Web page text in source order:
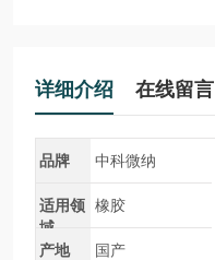
详细介绍 在线留言
品牌 中科微纳
适用领
域
橡胶
产地 国产